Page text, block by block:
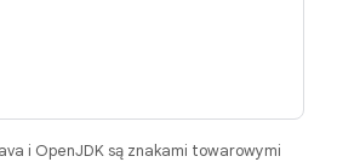
i OpenJDK są znakami towarowymi